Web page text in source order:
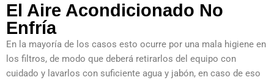
El Aire Acondicionado No
Enfría
En la mayoría de los casos esto ocurre por una mala higiene en
los filtros, de modo que deberá retirarlos del equipo con
cuidado y lavarlos con suficiente agua y jabón, en caso de eso